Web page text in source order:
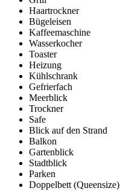
Haartrockner
Bügeleisen
Kaffeemaschine
Wasserkocher
Toaster
Heizung
Kühlschrank
Gefrierfach
Meerblick
Trockner
Safe
Blick auf den Strand
Balkon
Gartenblick
Stadtblick
Parken
Doppelbett (Queensize)